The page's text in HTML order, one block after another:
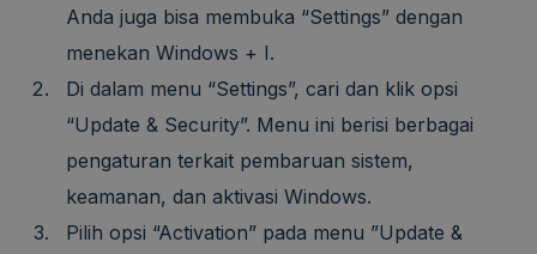
Anda juga bisa membuka “Settings” dengan
menekan Windows + I.
Di dalam menu “Settings”, cari dan klik opsi
“Update & Security”. Menu ini berisi berbagai
pengaturan terkait pembaruan sistem,
keamanan, dan aktivasi Windows.
Pilih opsi “Activation” pada menu ”Update &